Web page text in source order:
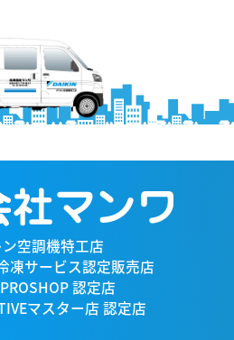
空調機特工店
凍サービス認定販売店
認定店
マスター店 認定店